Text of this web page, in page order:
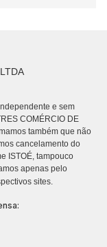
e sem
COMÉRCIO DE
também que não
cancelamento do
ISTOÉ, tampouco
apenas pelo
sites.